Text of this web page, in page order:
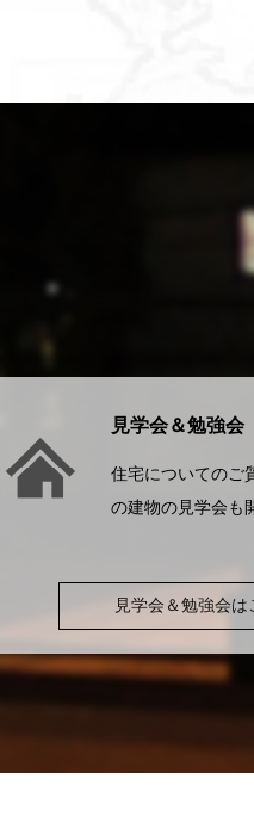
見学会＆勉強会
住宅についてのご
の建物の見学会も
見学会＆勉強会は